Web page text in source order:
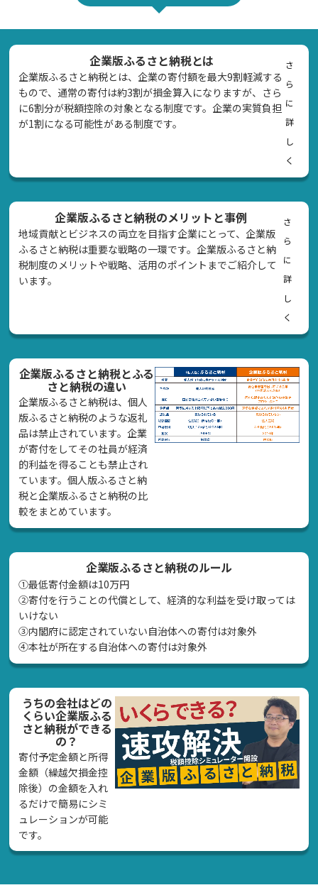
企業版ふるさと納税とは
企業版ふるさと納税とは、企業の寄付額を最大9割軽減する
もので、通常の寄付は約3割が損金算入になりますが、さら
に6割分が税額控除の対象となる制度です。企業の実質負担
が1割になる可能性がある制度です。
さ
ら
に
詳
し
く
企業版ふるさと納税のメリットと事例
地域貢献とビジネスの両立を目指す企業にとって、企業版
ふるさと納税は重要な戦略の一環です。企業版ふるさと納
税制度のメリットや戦略、活用のポイントまでご紹介して
います。
さ
ら
に
詳
し
く
企業版ふるさと納税とふる
さと納税の違い
企業版ふるさと納税は、個人
版ふるさと納税のような返礼
品は禁止されています。企業
が寄付をしてその社員が経済
的利益を得ることも禁止され
ています。個人版ふるさと納
税と企業版ふるさと納税の比
較をまとめています。
企業版ふるさと納税のルール
①最低寄付金額は10万円
②寄付を行うことの代償として、経済的な利益を受け取っては
いけない
➂内閣府に認定されていない自治体への寄付は対象外
④本社が所在する自治体への寄付は対象外
うちの会社はどの
くらい企業版ふる
さと納税ができる
の？
寄付予定金額と所得
金額（繰越欠損金控
除後）の金額を入れ
るだけで簡易にシミ
ュレーションが可能
です。